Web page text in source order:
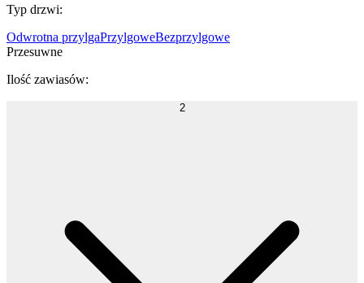
Typ drzwi:
Odwrotna przylgaPrzylgoweBezprzylgowe
Przesuwne
Ilość zawiasów:
2